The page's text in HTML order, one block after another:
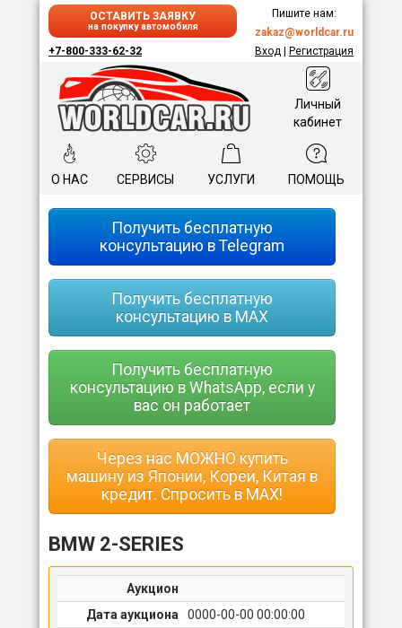
ОСТАВИТЬ ЗАЯВКУ
на покупку автомобиля
Пишите нам:
zakaz@worldcar.ru
+7-800-333-62-32
Вход Регистрация
Личный
кабинет
О НАС СЕРВИСЫ УСЛУГИ ПОМОЩЬ
Получить бесплатную
консультацию в Telegram
Получить бесплатную
консультацию в MAX
Получить бесплатную
консультацию в WhatsApp, если у
вас он работает
Через нас МОЖНО купить
машину из Японии, Кореи, Китая в
кредит. Спросить в MAX!
BMW 2-SERIES
Аукцион
Дата аукциона
0000-00-00 00:00:00